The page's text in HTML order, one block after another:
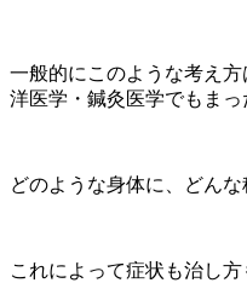
一般的にこのような考え
洋医学・鍼灸医学でもまっ
どのような身体に、どんな
これによって症状も治し方